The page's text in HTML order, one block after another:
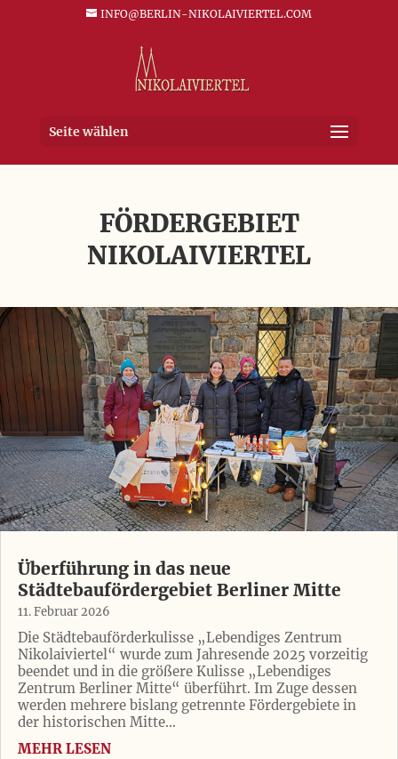
INFO@BERLIN-NIKOLAIVIERTEL.COM
Seite wählen
FÖRDERGEBIET
NIKOLAIVIERTEL
Überführung in das neue
Städtebaufördergebiet Berliner Mitte
11. Februar 2026
Die Städtebauförderkulisse „Lebendiges Zentrum
Nikolaiviertel“ wurde zum Jahresende 2025 vorzeitig
beendet und in die größere Kulisse „Lebendiges
Zentrum Berliner Mitte“ überführt. Im Zuge dessen
werden mehrere bislang getrennte Fördergebiete in
der historischen Mitte...
MEHR LESEN